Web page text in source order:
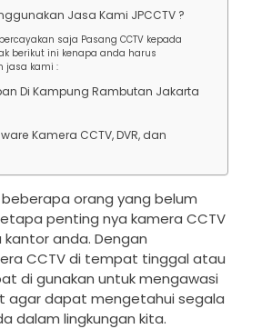
Jasa Kami JPCCTV ?
saja Pasang CCTV kepada
berikut ini kenapa anda harus
jasa kami :
Di Kampung Rambutan Jakarta
Kamera CCTV, DVR, dan
orang yang belum
penting nya kamera CCTV
anda. Dengan
CCTV di tempat tinggal atau
di gunakan untuk mengawasi
agar dapat mengetahui segala
dalam lingkungan kita.